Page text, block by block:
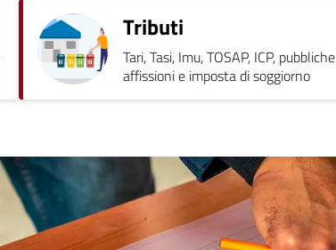
Tributi
Tari, Tasi, Imu, TOSAP, ICP, pubbliche
affissioni e imposta di soggiorno